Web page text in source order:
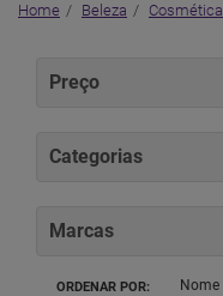
Home Beleza Cosmética
Preço
Categorias
Marcas
ORDENAR POR: Nome